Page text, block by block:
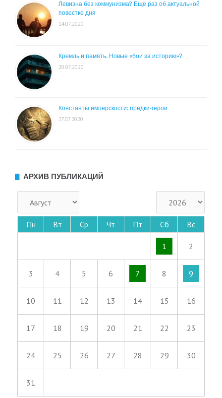
Левизна без коммунизма? Ещё раз об актуальной
повестке дня
14.07.2020
Кремль и память. Новые «бои за историю»?
20.07.2020
Константы имперскости: предки-герои
27.07.2020
АРХИВ ПУБЛИКАЦИЙ
Пн Вт Ср Чт Пт Сб Вс
1 2
3 4 5 6 7 8 9
10 11 12 13 14 15 16
17 18 19 20 21 22 23
24 25 26 27 28 29 30
31